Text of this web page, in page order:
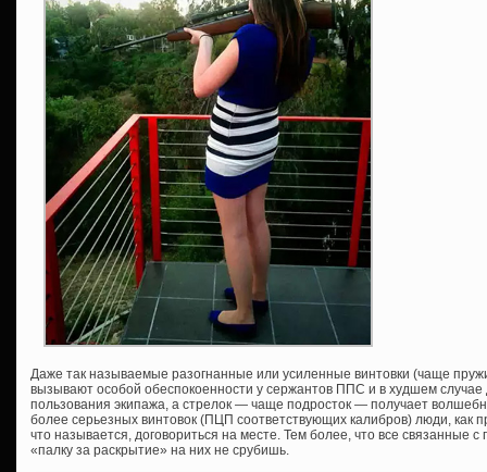
Даже так называемые разогнанные или усиленные винтовки (чаще
вызывают особой обеспокоенности у сержантов ППС и в худшем случае
пользования экипажа, а стрелок — чаще подросток — получает
более серьезных винтовок (ПЦП соответствующих калибров) люди, как
что называется, договориться на месте. Тем более, что все связанные
«палку за раскрытие» на них не срубишь.